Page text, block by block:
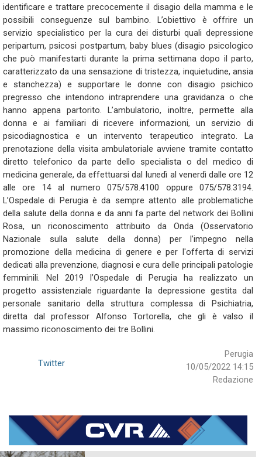
identificare e trattare precocemente il disagio della mamma e le
possibili conseguenze sul bambino. L’obiettivo è offrire un
servizio specialistico per la cura dei disturbi quali depressione
peripartum, psicosi postpartum, baby blues (disagio psicologico
che può manifestarti durante la prima settimana dopo il parto,
caratterizzato da una sensazione di tristezza, inquietudine, ansia
e stanchezza) e supportare le donne con disagio psichico
pregresso che intendono intraprendere una gravidanza o che
hanno appena partorito. L’ambulatorio, inoltre, permette alla
donna e ai familiari di ricevere informazioni, un servizio di
psicodiagnostica e un intervento terapeutico integrato. La
prenotazione della visita ambulatoriale avviene tramite contatto
diretto telefonico da parte dello specialista o del medico di
medicina generale, da effettuarsi dal lunedì al venerdì dalle ore 12
alle ore 14 al numero 075/578.4100 oppure 075/578.3194.
L’Ospedale di Perugia è da sempre attento alle problematiche
della salute della donna e da anni fa parte del network dei Bollini
Rosa, un riconoscimento attribuito da Onda (Osservatorio
Nazionale sulla salute della donna) per l’impegno nella
promozione della medicina di genere e per l'offerta di servizi
dedicati alla prevenzione, diagnosi e cura delle principali patologie
femminili. Nel 2019 l’Ospedale di Perugia ha realizzato un
progetto assistenziale riguardante la depressione gestita dal
personale sanitario della struttura complessa di Psichiatria,
diretta dal professor Alfonso Tortorella, che gli è valso il
massimo riconoscimento dei tre Bollini.
Perugia
10/05/2022 14:15
Redazione
Twitter